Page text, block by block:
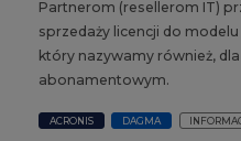
Partnerom (resellerom IT)
sprzedaży licencji do
który nazywamy również,
abonamentowym.
ACRONIS DAGMA